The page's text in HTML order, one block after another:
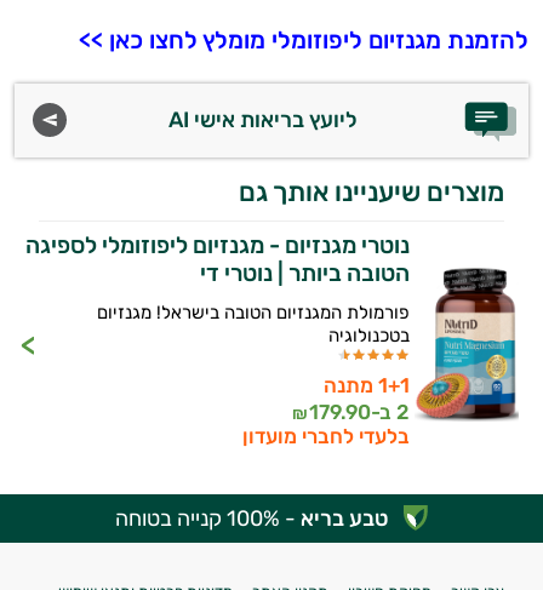
להזמנת מגנזיום ליפוזומלי מומלץ לחצו כאן >>
ליועץ בריאות אישי AI
מוצרים שיעניינו אותך גם
נוטרי מגנזיום - מגנזיום ליפוזומלי לספיגה
הטובה ביותר | נוטרי די
פורמולת המגנזיום הטובה בישראל! מגנזיום
בטכנולוגיה
1+1 מתנה
2 ב-
179.90
₪
בלעדי לחברי מועדון
טבע בריא - 100% קנייה בטוחה